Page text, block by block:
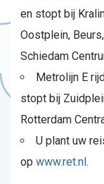
en stopt bij
Oostplein,
Schiedam
Metrolijn E
stopt bij
Rotterdam
U plant uw
op www.ret.nl.